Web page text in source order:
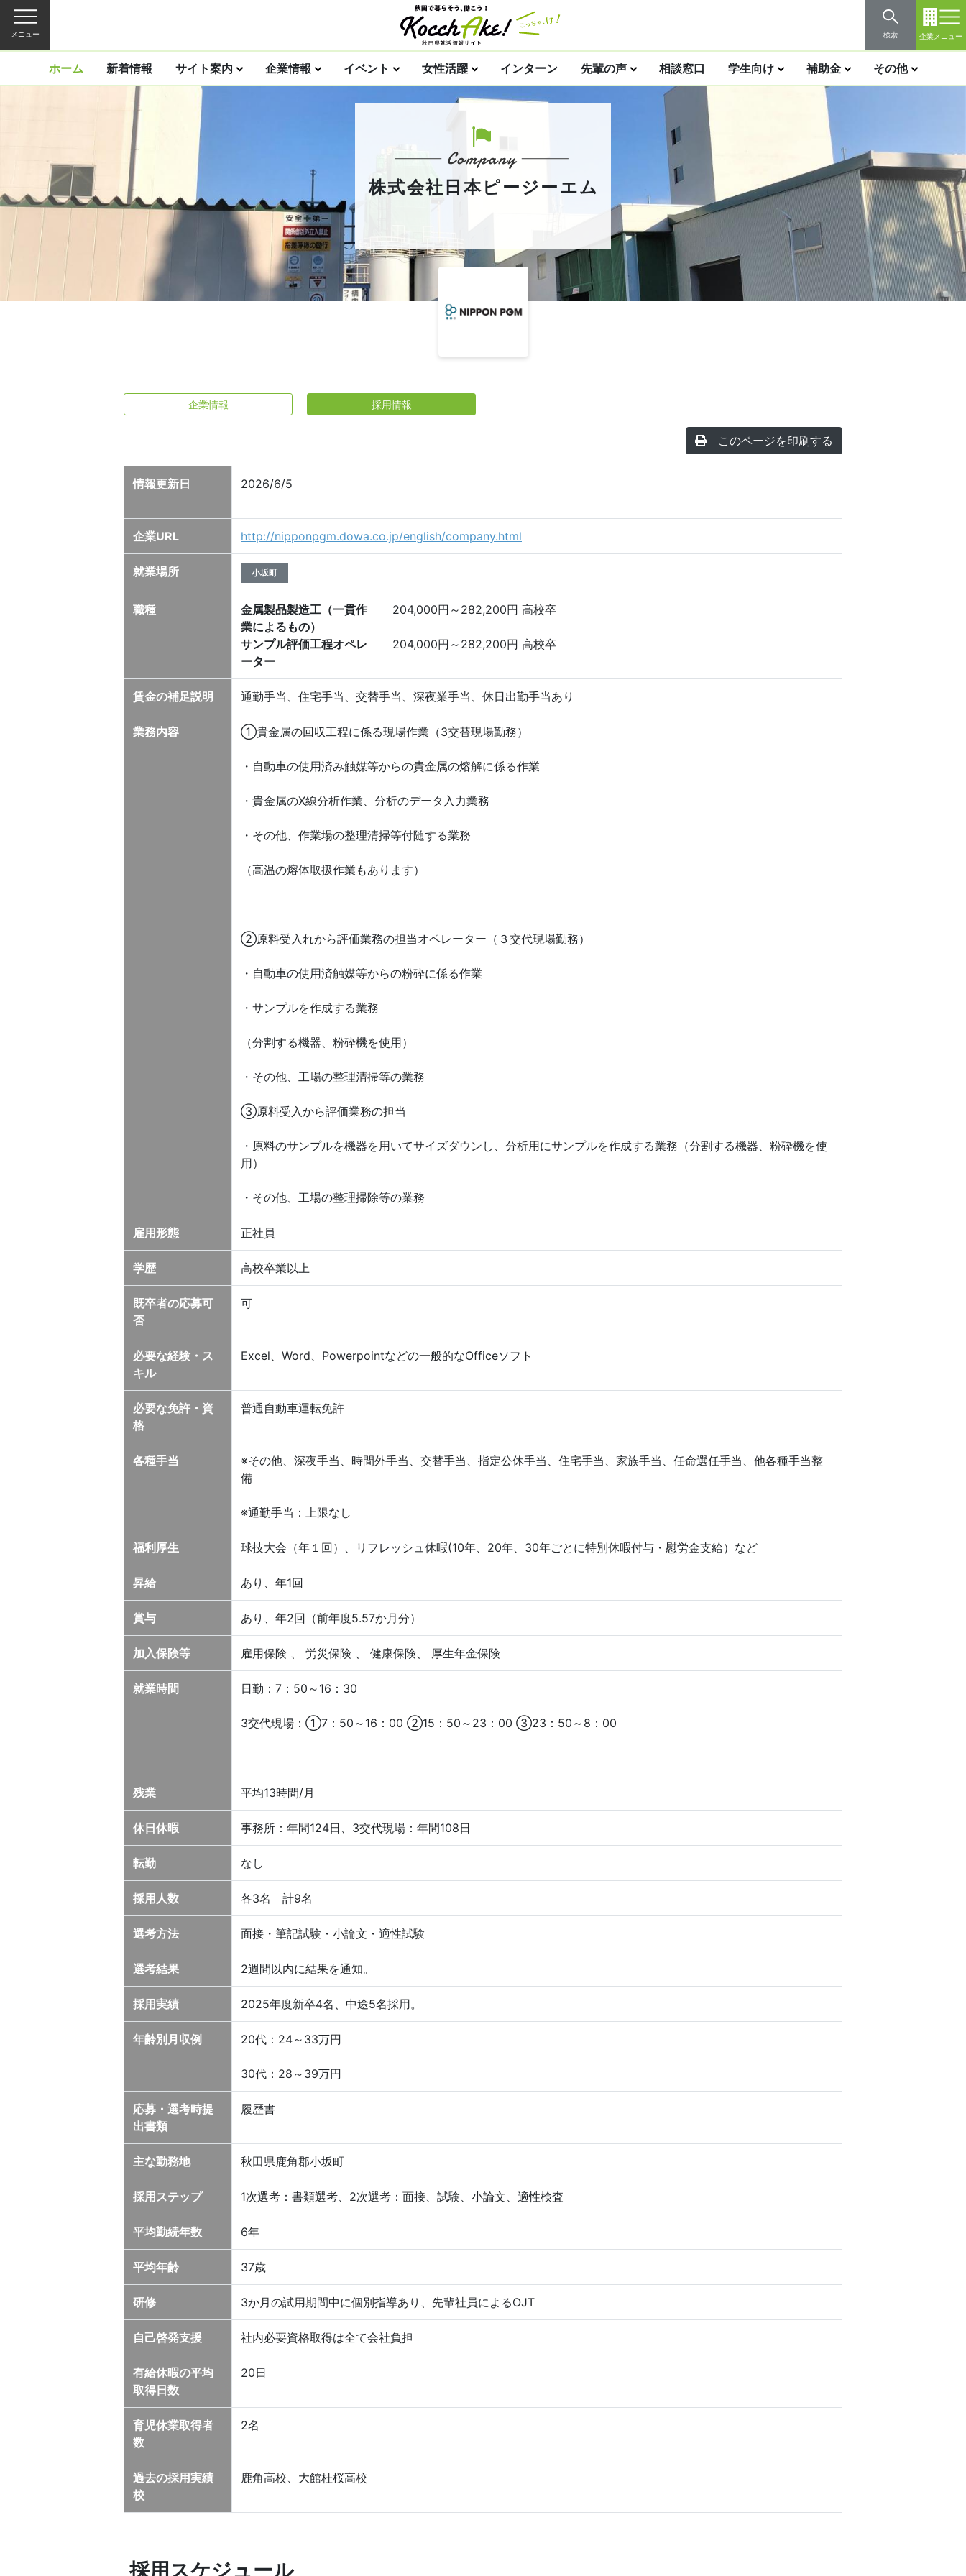
メニュー 検索 企業メニュー
ホーム 新着情報 サイト案内 企業情報 イベント 女性活躍 インターン 先輩の声 相談窓口 学生向け 補助金 その他
株式会社日本ピージーエム
企業情報 採用情報
このページを印刷する
情報更新日 2026/6/5
企業URL http://nipponpgm.dowa.co.jp/english/company.html
就業場所 小坂町
職種
金属製品製造工（一貫作
業によるもの）
204,000円～282,200円 高校卒
サンプル評価工程オペレ
ーター
204,000円～282,200円 高校卒
賃金の補足説明 通勤手当、住宅手当、交替手当、深夜業手当、休日出勤手当あり
業務内容 ①貴金属の回収工程に係る現場作業（3交替現場勤務）
・自動車の使用済み触媒等からの貴金属の熔解に係る作業
・貴金属のX線分析作業、分析のデータ入力業務
・その他、作業場の整理清掃等付随する業務
（高温の熔体取扱作業もあります）
②原料受入れから評価業務の担当オペレーター（３交代現場勤務）
・自動車の使用済触媒等からの粉砕に係る作業
・サンプルを作成する業務
（分割する機器、粉砕機を使用）
・その他、工場の整理清掃等の業務
③原料受入から評価業務の担当
・原料のサンプルを機器を用いてサイズダウンし、分析用にサンプルを作成する業務（分割する機器、粉砕機を使
用）
・その他、工場の整理掃除等の業務
雇用形態 正社員
学歴 高校卒業以上
既卒者の応募可
否
可
必要な経験・ス
キル
Excel、Word、Powerpointなどの一般的なOfficeソフト
必要な免許・資
格
普通自動車運転免許
各種手当
※その他、深夜手当、時間外手当、交替手当、指定公休手当、住宅手当、家族手当、任命選任手当、他各種手当整
備
※通勤手当：上限なし
福利厚生 球技大会（年１回）、リフレッシュ休暇(10年、20年、30年ごとに特別休暇付与・慰労金支給）など
昇給 あり、年1回
賞与 あり、年2回（前年度5.57か月分）
加入保険等 雇用保険 、 労災保険 、 健康保険、 厚生年金保険
就業時間 日勤：7：50～16：30
3交代現場：①7：50～16：00 ②15：50～23：00 ③23：50～8：00
残業 平均13時間/月
休日休暇 事務所：年間124日、3交代現場：年間108日
転勤 なし
採用人数 各3名 計9名
選考方法 面接・筆記試験・小論文・適性試験
選考結果 2週間以内に結果を通知。
採用実績 2025年度新卒4名、中途5名採用。
年齢別月収例 20代：24～33万円
30代：28～39万円
応募・選考時提
出書類
履歴書
主な勤務地 秋田県鹿角郡小坂町
採用ステップ 1次選考：書類選考、2次選考：面接、試験、小論文、適性検査
平均勤続年数 6年
平均年齢 37歳
研修 3か月の試用期間中に個別指導あり、先輩社員によるOJT
自己啓発支援 社内必要資格取得は全て会社負担
有給休暇の平均
取得日数
20日
育児休業取得者
数
2名
過去の採用実績
校
鹿角高校、大館桂桜高校
採用スケジュール